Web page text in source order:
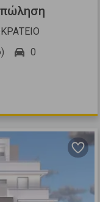
πώληση
0